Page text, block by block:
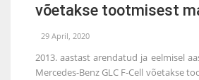
võetakse tootmisest
29 April, 2020
2013. aastast arendatud ja eelmisel
Mercedes-Benz GLC F-Cell võetakse